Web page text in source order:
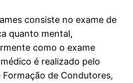
consiste no exame de
quanto mental,
como o exame
é realizado pelo
de Condutores,